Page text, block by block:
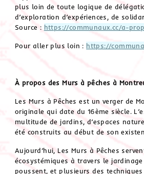
plus loin de toute logique de
d’exploration d’expériences, de
Source : https://communaux.cc/a-
Pour aller plus loin : https://
À propos des Murs à pêches à
Les Murs à Pêches est un verger de
originale qui date du 16ème siècle.
multitude de jardins, d’espaces
été construits au début de son
Aujourd’hui, Les Murs à Pêches
écosystémiques à travers le
poussent, et plusieurs des